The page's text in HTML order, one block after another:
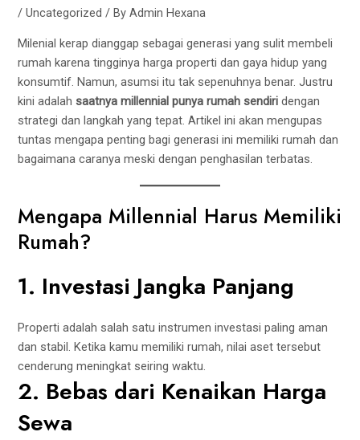
/Uncategorized / ByAdmin Hexana
Milenial kerap dianggap sebagai generasi yang sulit membeli
rumah karena tingginya harga properti dan gaya hidup yang
konsumtif. Namun, asumsi itu tak sepenuhnya benar. Justru
kini adalahsaatnya millennial punya rumah sendiri dengan
strategi dan langkah yang tepat. Artikel ini akan mengupas
tuntas mengapa penting bagi generasi ini memiliki rumah dan
bagaimana caranya meski dengan penghasilan terbatas.
Mengapa Millennial Harus Memiliki
Rumah?
1. Investasi Jangka Panjang
Properti adalah salah satu instrumen investasi paling aman
dan stabil. Ketika kamu memiliki rumah, nilai aset tersebut
cenderung meningkat seiring waktu.
2. Bebas dari Kenaikan Harga
Sewa